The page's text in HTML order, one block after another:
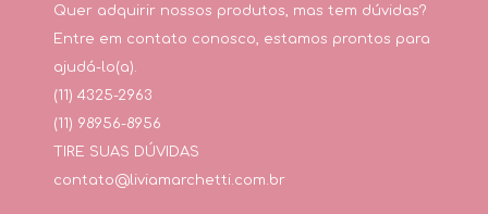
Quer adquirir nossos produtos, mas tem dúvidas?
Entre em contato conosco, estamos prontos para
ajudá-lo(a).
(11) 4325-2963
(11) 98956-8956
TIRE SUAS DÚVIDAS
contato@liviamarchetti.com.br